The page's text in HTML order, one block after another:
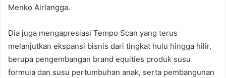
Menko Airlangga.
Dia juga mengapresiasi Tempo Scan yang terus
melanjutkan ekspansi bisnis dari tingkat hulu hingga hilir,
berupa pengembangan brand equities produk susu
formula dan susu pertumbuhan anak, serta pembangunan